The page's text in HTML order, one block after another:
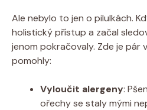
Ale nebylo ⁢to jen o‌ pilulkách.
holistický přístup a začal
jenom pokračovaly. Zde je⁤ pár
pomohly:
Vyloučit alergeny:
ořechy se staly mými